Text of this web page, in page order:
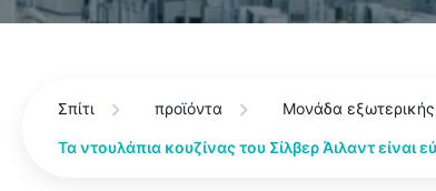
Σπίτι προϊόντα Μονάδα εξωτερικής
Τα ντουλάπια κουζίνας του Σίλβερ Άιλαντ